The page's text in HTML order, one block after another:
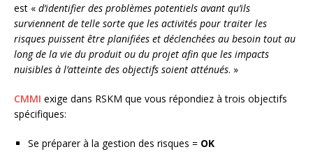
est « d’identifier des problèmes potentiels avant qu’ils
surviennent de telle sorte que les activités pour traiter les
risques puissent être planifiées et déclenchées au besoin tout au
long de la vie du produit ou du projet afin que les impacts
nuisibles à l’atteinte des objectifs soient atténués. »
CMMI exige dans RSKM que vous répondiez à trois objectifs
spécifiques:
Se préparer à la gestion des risques = OK